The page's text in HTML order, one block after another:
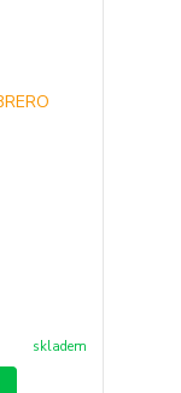
skladem